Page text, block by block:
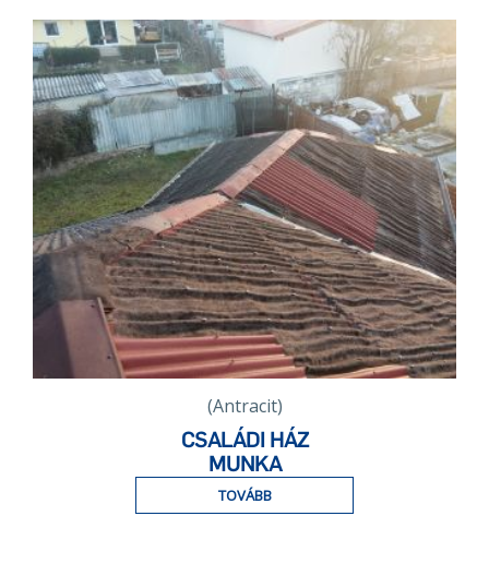
(Antracit)
CSALÁDI HÁZ
MUNKA
TOVÁBB